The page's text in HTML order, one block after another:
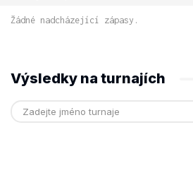
Žádné nadcházející zápasy.
Výsledky na turnajích